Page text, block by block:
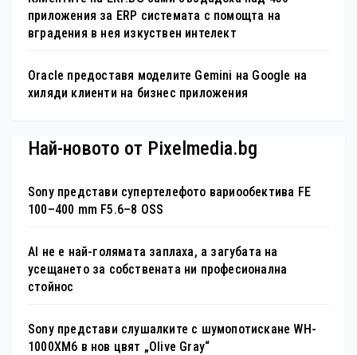
приложения за ERP системата с помощта на
вградения в нея изкуствен интелект
Oracle предоставя моделите Gemini на Google на
хиляди клиенти на бизнес приложения
Най-новото от Pixelmedia.bg
Sony представи супертелефото вариообектива FE
100–400 mm F5.6–8 OSS
AI не е най-голямата заплаха, а загубата на
усещането за собствената ни професионална
стойнос
Sony представи слушалките с шумопотискане WH-
1000XM6 в нов цвят „Olive Gray“